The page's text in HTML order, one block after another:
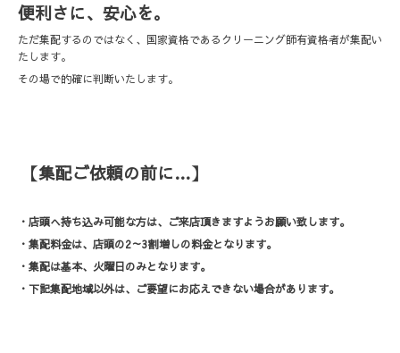
便利さに、安心を。
ただ集配するのではなく、国家資格であるクリーニング師有資格者が集配い
たします。
その場で的確に判断いたします。
【集配ご依頼の前に…】
・店頭へ持ち込み可能な方は、ご来店頂きますようお願い致します。
・集配料金は、店頭の2～3割増しの料金となります。
・集配は基本、火曜日のみとなります。
・下記集配地域以外は、ご要望にお応えできない場合があります。